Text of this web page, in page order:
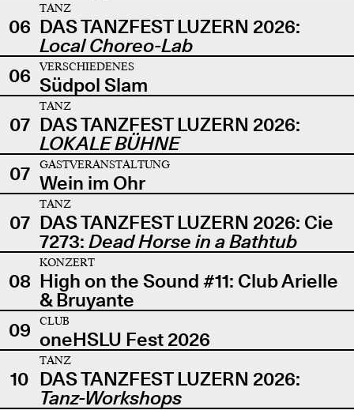
06
TANZ
DAS TANZFEST LUZERN 2026:
Local Choreo-Lab
06
VERSCHIEDENES
Südpol Slam
07
TANZ
DAS TANZFEST LUZERN 2026:
LOKALE BÜHNE
07
GASTVERANSTALTUNG
Wein im Ohr
07
TANZ
DAS TANZFEST LUZERN 2026: Cie
7273: Dead Horse in a Bathtub
08
KONZERT
High on the Sound #11: Club Arielle
& Bruyante
09
CLUB
oneHSLU Fest 2026
10
TANZ
DAS TANZFEST LUZERN 2026:
Tanz-Workshops